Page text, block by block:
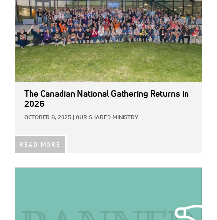
The Canadian National Gathering Returns in
2026
OCTOBER 8, 2025 OUR SHARED MINISTRY
READ MORE